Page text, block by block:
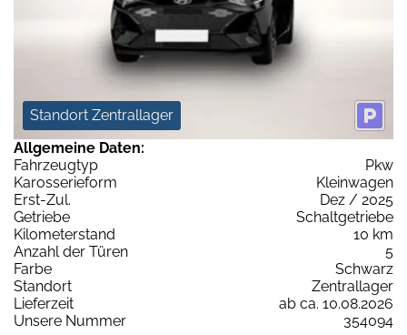
Standort Zentrallager
Allgemeine Daten:
Fahrzeugtyp
Pkw
Karosserieform
Kleinwagen
Erst-Zul.
Dez / 2025
Getriebe
Schaltgetriebe
Kilometerstand
10 km
Anzahl der Türen
5
Farbe
Schwarz
Standort
Zentrallager
Lieferzeit
ab ca. 10.08.2026
Unsere Nummer
354094